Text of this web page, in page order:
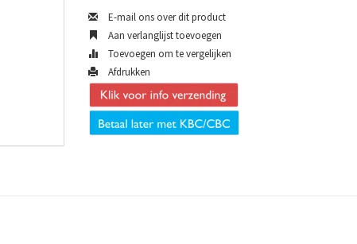
E-mail ons over dit product
Aan verlanglijst toevoegen
Toevoegen om te vergelijken
Afdrukken